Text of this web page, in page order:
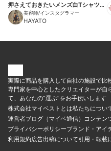
押さえておきたいメンズ白Tシャツ7
選
美容師/インスタグラマー
HAYATO
実際に商品を購入して自社の施設で比
専門家を中心としたクリエイターが自
て、あなたの“選ぶ”をお手伝いします
株式会社マイベストとは私たちについ
運営者ブログ（マイベ通信） コンテン
プライバシーポリシーブランド・アイ
利用規約広告出稿について引用・転載